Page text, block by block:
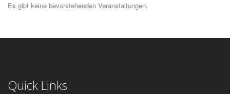
Es gibt keine bevorstehenden Veranstaltungen.
Quick Links